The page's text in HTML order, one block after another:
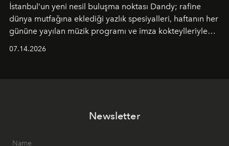
İstanbul’un yeni nesil buluşma noktası Dandy; rafine
dünya mutfağına eklediği yazlık spesiyalleri, haftanın her
gününe yayılan müzik programı ve imza kokteylleriyle
07.14.2026
Newsletter